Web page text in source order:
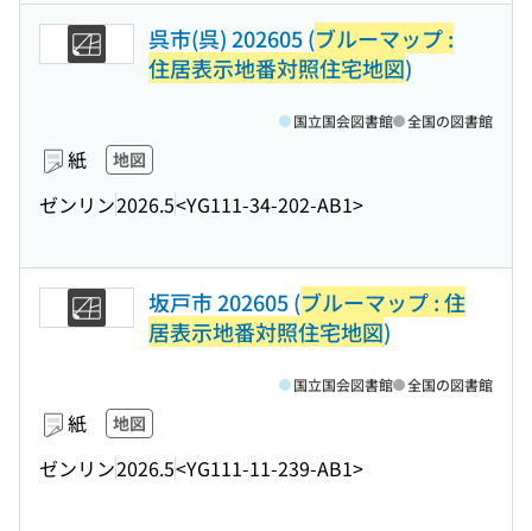
呉市(呉) 202605 (ブルーマップ :
住居表示地番対照住宅地図)
紙 地図
ゼンリン2026.5<YG111-34-202-AB1>
国立国会図書館 全国の図書館
坂戸市 202605 (ブルーマップ : 住
居表示地番対照住宅地図)
紙 地図
ゼンリン2026.5<YG111-11-239-AB1>
国立国会図書館 全国の図書館